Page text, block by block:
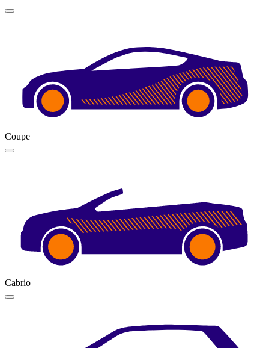
Coupe
Cabrio